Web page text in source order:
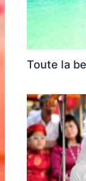
Toute la